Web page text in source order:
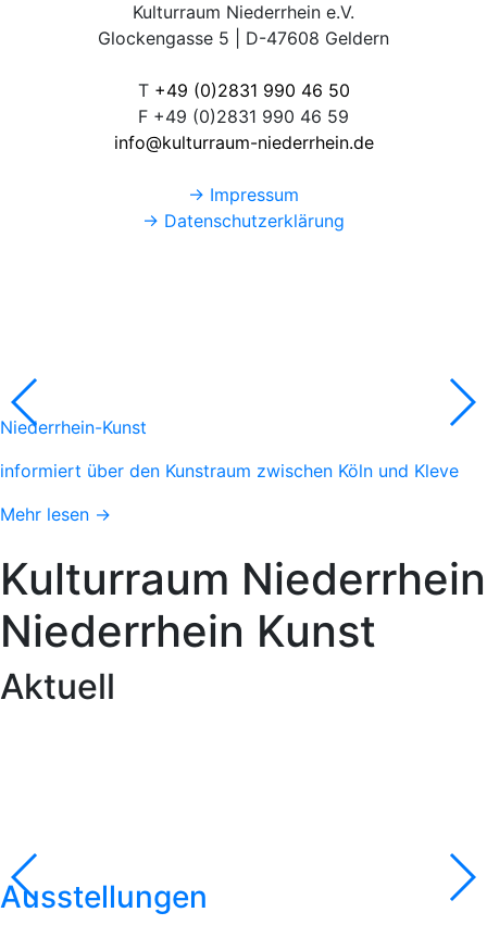
Kulturraum Niederrhein e.V.
Glockengasse 5 | D-47608 Geldern
T +49 (0)2831 990 46 50
F +49 (0)2831 990 46 59
info@kulturraum-niederrhein.de
→ Impressum
→ Datenschutzerklärung
Niederrhein-Kunst
informiert über den Kunstraum zwischen Köln und Kleve
Mehr lesen →
Kulturraum Niederrhein
Niederrhein Kunst
Aktuell
Ausstellungen